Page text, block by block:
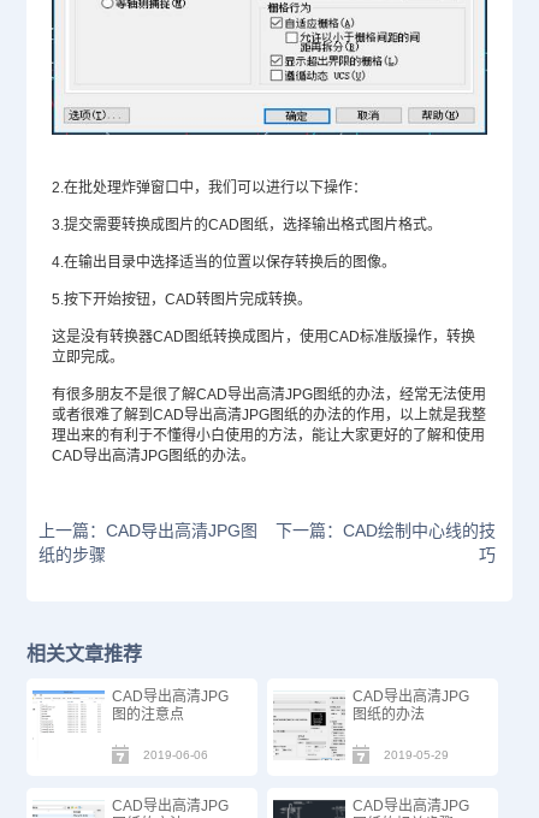
2.在批处理炸弹窗口中，我们可以进行以下操作：
3.提交需要转换成图片的CAD图纸，选择输出格式图片格式。
4.在输出目录中选择适当的位置以保存转换后的图像。
5.按下开始按钮，CAD转图片完成转换。
这是没有转换器CAD图纸转换成图片，使用CAD标准版操作，转换
立即完成。
有很多朋友不是很了解CAD导出高清JPG图纸的办法，经常无法使用
或者很难了解到CAD导出高清JPG图纸的办法的作用，以上就是我整
理出来的有利于不懂得小白使用的方法，能让大家更好的了解和使用
CAD导出高清JPG图纸的办法。
上一篇：CAD导出高清JPG图
纸的步骤
下一篇：CAD绘制中心线的技
巧
相关文章推荐
CAD导出高清JPG
图的注意点
2019-06-06
CAD导出高清JPG
图纸的办法
2019-05-29
CAD导出高清JPG
CAD导出高清JPG